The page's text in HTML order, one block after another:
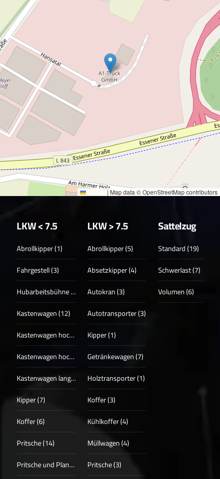
Leaflet |Map data © OpenStreetMap contributors
LKW < 7.5
Abrollkipper (1)
Fahrgestell (3)
Hubarbeitsbühne (3)
Kastenwagen (12)
Kastenwagen hoch (17)
Kastenwagen hoch + lang (13)
Kastenwagen lang (4)
Kipper (7)
Koffer (6)
Pritsche (14)
Pritsche und Plane (3)
LKW > 7.5
Abrollkipper (5)
Absetzkipper (4)
Autokran (3)
Autotransporter (3)
Kipper (1)
Getränkewagen (7)
Holztransporter (1)
Koffer (3)
Kühlkoffer (4)
Müllwagen (4)
Pritsche (3)
Sattelzug
Standard (19)
Schwerlast (7)
Volumen (6)